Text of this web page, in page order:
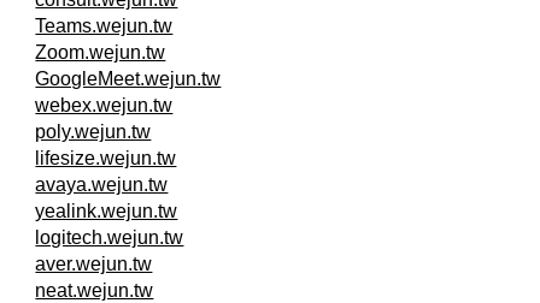
Teams.wejun.tw
Zoom.wejun.tw
GoogleMeet.wejun.tw
webex.wejun.tw
poly.wejun.tw
lifesize.wejun.tw
avaya.wejun.tw
yealink.wejun.tw
logitech.wejun.tw
aver.wejun.tw
neat.wejun.tw